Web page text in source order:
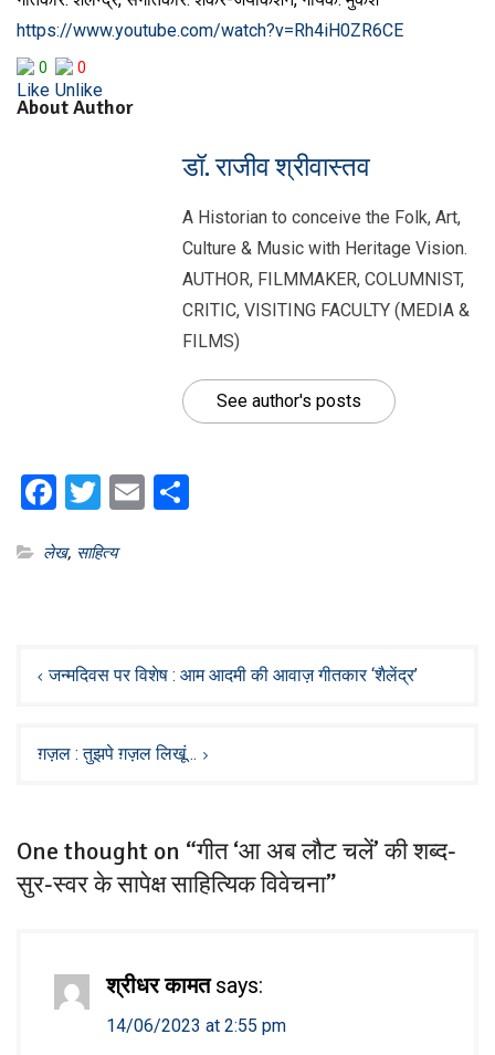
https://www.youtube.com/watch?v=Rh4iH0ZR6CE
0 0
About Author
डॉ. राजीव श्रीवास्तव
A Historian to conceive the Folk, Art,
Culture & Music with Heritage Vision.
AUTHOR, FILMMAKER, COLUMNIST,
CRITIC, VISITING FACULTY (MEDIA &
FILMS)
See author's posts
Facebook
Twitter
Email
लेख, साहित्य
navigation
जन्मदिवस पर विशेष : आम आदमी की आवाज़ गीतकार ‘शैलेंद्र’
ग़ज़ल : तुझपे ग़ज़ल लिखूं…
One thought on “गीत ‘आ अब लौट चलें’ की शब्द-
सुर-स्वर के सापेक्ष साहित्यिक विवेचना”
श्रीधर कामत says:
14/06/2023 at 2:55 pm